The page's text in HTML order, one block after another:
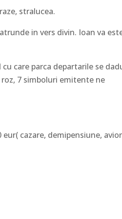
stralucea.
in vers divin. Ioan va
care parca departarile se
7 simboluri emitente ne
cazare, demipensiune,